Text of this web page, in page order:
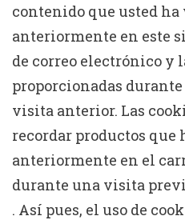
contenido que usted
anteriormente en este
de correo electrónico y
proporcionadas
visita anterior. Las
recordar productos que
anteriormente en el
durante una visita
. Así pues, el uso de